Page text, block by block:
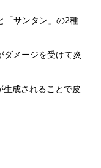
「サンタン」の2種
ダメージを受けて炎
生成されることで皮